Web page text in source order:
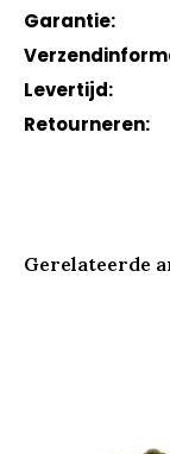
Garantie:
Levertijd:
Retourneren:
Gerelateerde